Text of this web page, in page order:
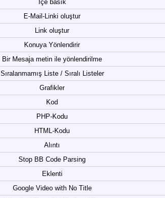
İçe basık
E-Mail-Linki oluştur
Link oluştur
Konuya Yönlendirir
Bir Mesaja metin ile yönlendirilme
Sıralanmamış Liste / Sıralı Listeler
Grafikler
Kod
PHP-Kodu
HTML-Kodu
Alıntı
Stop BB Code Parsing
Eklenti
Google Video with No Title